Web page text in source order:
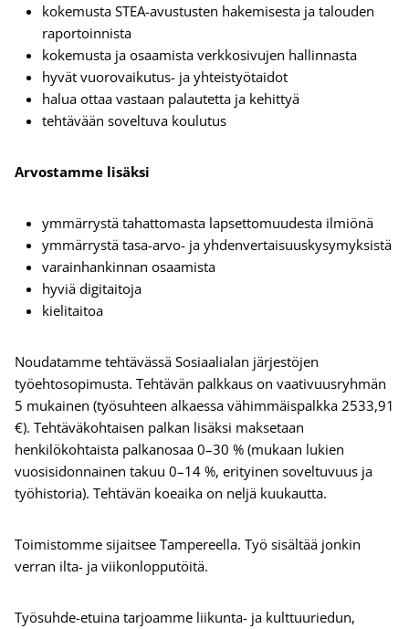
kokemusta STEA-avustusten hakemisesta ja talouden
raportoinnista
kokemusta ja osaamista verkkosivujen hallinnasta
hyvät vuorovaikutus- ja yhteistyötaidot
halua ottaa vastaan palautetta ja kehittyä
tehtävään soveltuva koulutus
Arvostamme lisäksi
ymmärrystä tahattomasta lapsettomuudesta ilmiönä
ymmärrystä tasa-arvo- ja yhdenvertaisuuskysymyksistä
varainhankinnan osaamista
hyviä digitaitoja
kielitaitoa
Noudatamme tehtävässä Sosiaalialan järjestöjen
työehtosopimusta. Tehtävän palkkaus on vaativuusryhmän
5 mukainen (työsuhteen alkaessa vähimmäispalkka 2533,91
€). Tehtäväkohtaisen palkan lisäksi maksetaan
henkilökohtaista palkanosaa 0–30 % (mukaan lukien
vuosisidonnainen takuu 0–14 %, erityinen soveltuvuus ja
työhistoria). Tehtävän koeaika on neljä kuukautta.
Toimistomme sijaitsee Tampereella. Työ sisältää jonkin
verran ilta- ja viikonlopputöitä.
Työsuhde-etuina tarjoamme liikunta- ja kulttuuriedun,